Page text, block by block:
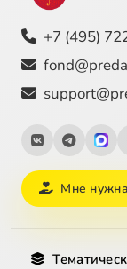
+7 (495)
Мне